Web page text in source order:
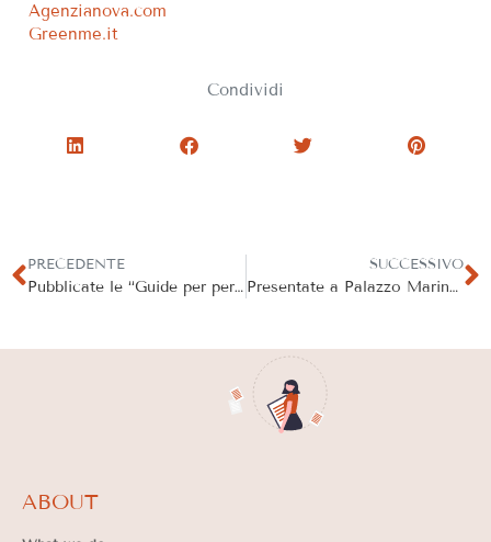
Agenzianova.com
Greenme.it
Condividi
PRECEDENTE
Pubblicate le “Guide per persone con demenza e per i loro caregiver”
SUCCESSIVO
Presentate a Palazzo Marino le “Guide per persone con demenza e per i loro caregiver”
ABOUT